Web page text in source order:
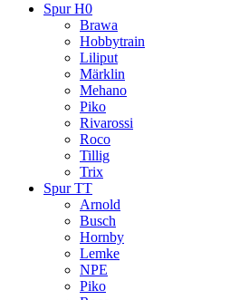
Spur H0
Brawa
Hobbytrain
Liliput
Märklin
Mehano
Piko
Rivarossi
Roco
Tillig
Trix
Spur TT
Arnold
Busch
Hornby
Lemke
NPE
Piko